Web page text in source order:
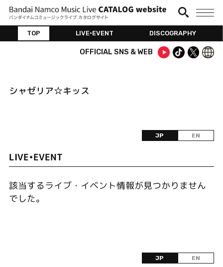
TOP LIVE•EVENT DISCOGRAPHY
OFFICIAL SNS & WEB
シャゼリア☆キッス
JP EN
LIVE•EVENT
該当するライブ・イベント情報が見つかりません
でした。
JP EN